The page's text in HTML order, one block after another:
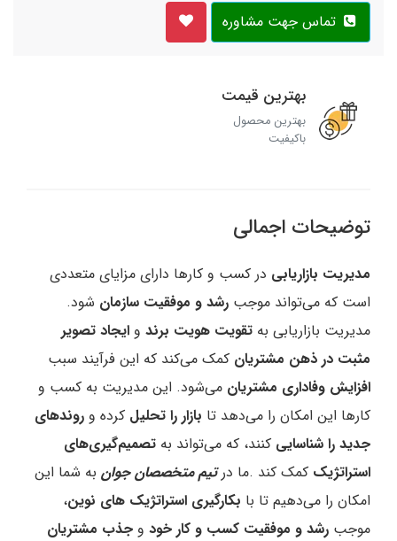
بهترین قیمت
بهترین محصول
باکیفیت
توضیحات اجمالی
مدیریت بازاریابی در کسب و کارها دارای مزایای متعددی
است که می‌تواند موجب رشد و موفقیت سازمان شود.
مدیریت بازاریابی به تقویت هویت برند و ایجاد تصویر
مثبت در ذهن مشتریان کمک می‌کند که این فرآیند سبب
افزایش وفاداری مشتریان می‌شود. این مدیریت به کسب و
کارها این امکان را می‌دهد تا بازار را تحلیل کرده و روندهای
جدید را شناسایی کنند، که می‌تواند به تصمیم‌گیری‌های
استراتژیک کمک کند .ما درتیم متخصصان جوان به شما این
امکان را می‌دهیم تا با بکارگیری استراتژیک های نوین،
موجب رشد و موفقیت کسب و کار خود و جذب مشتریان